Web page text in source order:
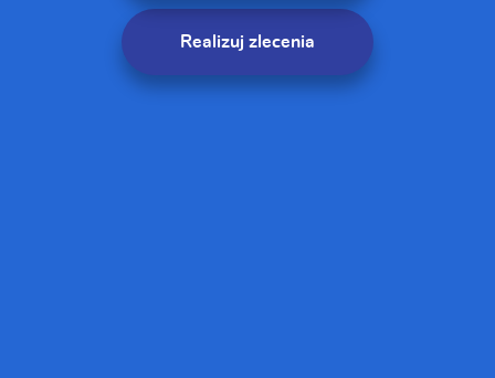
Realizuj zlecenia